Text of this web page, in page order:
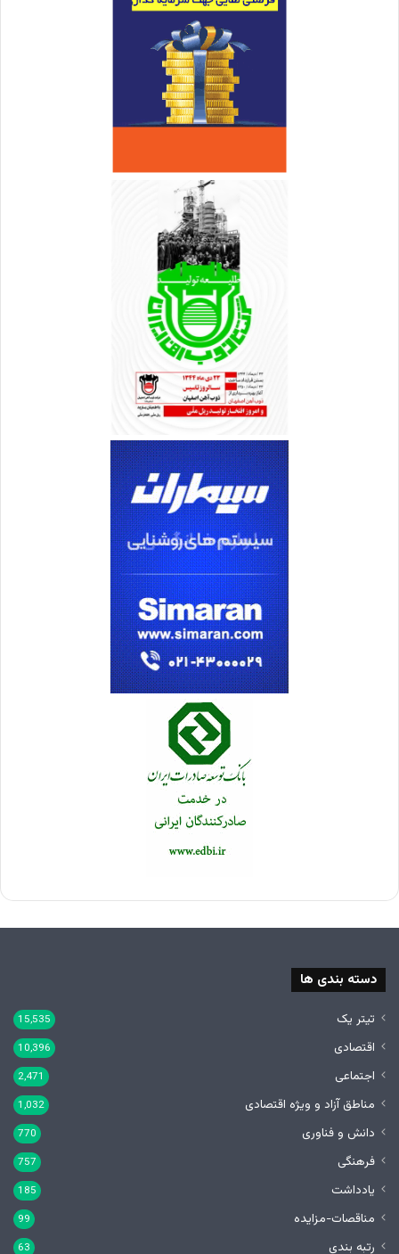
دسته بندی ها
تیتر یک 15,535
اقتصادی 10,396
اجتماعی 2,471
مناطق آزاد و ویژه اقتصادی 1,032
دانش و فناوری 770
فرهنگی 757
یادداشت 185
مناقصات-مزایده 99
رتبه بندی 63